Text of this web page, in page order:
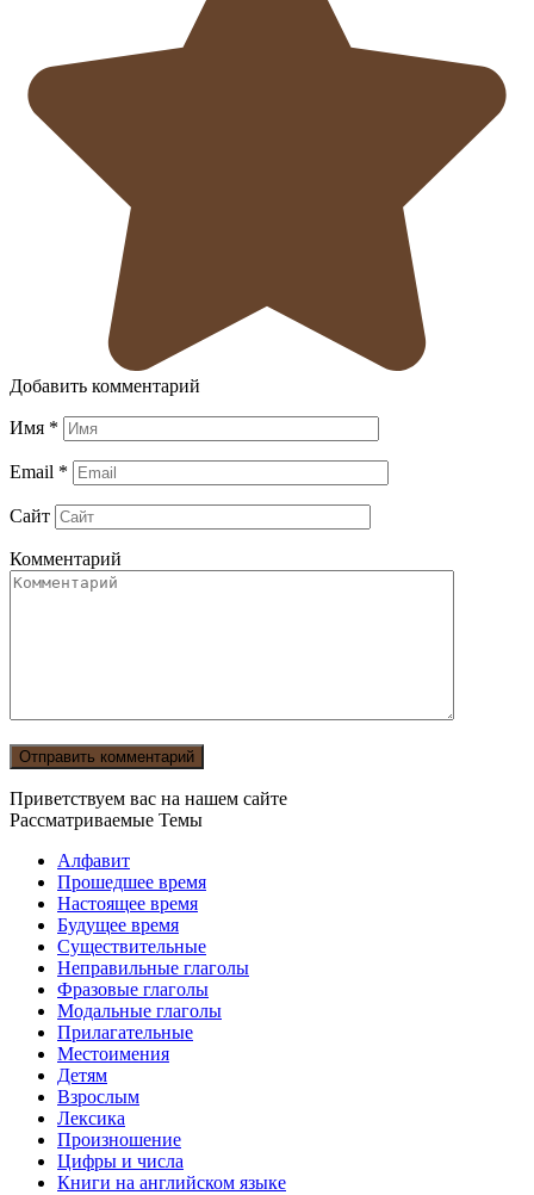
Добавить комментарий
Имя *
Email *
Сайт
Комментарий
Приветствуем вас на нашем сайте
Рассматриваемые Темы
Алфавит
Прошедшее время
Настоящее время
Будущее время
Существительные
Неправильные глаголы
Фразовые глаголы
Модальные глаголы
Прилагательные
Местоимения
Детям
Взрослым
Лексика
Произношение
Цифры и числа
Книги на английском языке